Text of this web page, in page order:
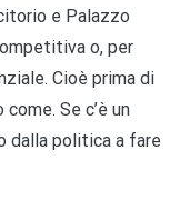
e Palazzo
o, per
Cioè prima di
Se c’è un
dalla politica a fare